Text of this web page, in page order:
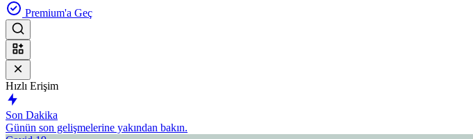
Premium'a Geç
Hızlı Erişim
Son Dakika
Günün son gelişmelerine yakından bakın.